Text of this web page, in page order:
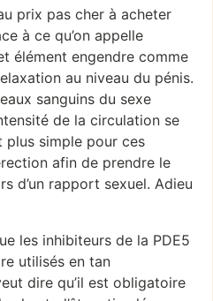
prix pas cher à acheter
à ce qu’on appelle
élément engendre comme
au niveau du pénis.
sanguins du sexe
de la circulation se
simple pour ces
afin de prendre le
d’un rapport sexuel. Adieu
les inhibiteurs de la PDE5
utilisés en tan
dire qu’il est obligatoire